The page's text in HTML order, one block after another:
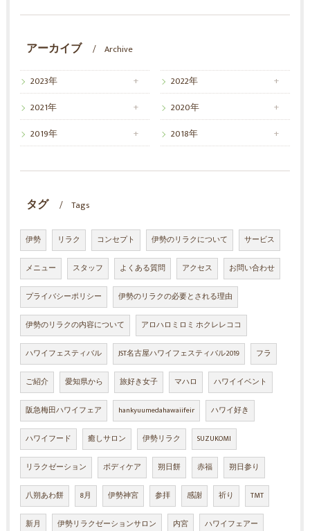
アーカイブ Archive
2023年
2022年
2021年
2020年
2019年
2018年
タグ Tags
伊勢 リラク コンセプト 伊勢のリラクについて サービス
メニュー スタッフ よくある質問 アクセス お問い合わせ
プライバシーポリシー 伊勢のリラクの必要とされる理由
伊勢のリラクの内容について アロハロミロミ ホクレレココ
ハワイフェスティバル JST名古屋ハワイフェスティバル2019 フラ
ご紹介 愛知県から 旅好き女子 マハロ ハワイイベント
阪急梅田ハワイフェア hankyuumedahawaiifeir ハワイ好き
ハワイフード 癒しサロン 伊勢リラク SUZUKOMI
リラクゼーション ボディケア 朔日餅 赤福 朔日参り
八朔あわ餅 8月 伊勢神宮 参拝 感謝 祈り TMT
新月 伊勢リラクゼーションサロン 内宮 ハワイフェアー